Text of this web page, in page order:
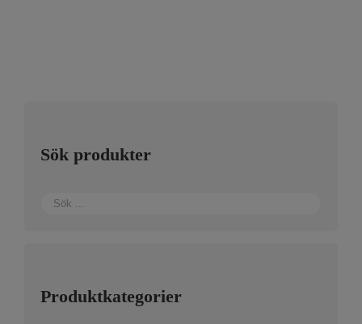
Sök produkter
Produktkategorier